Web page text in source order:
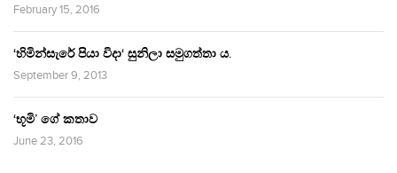
February 15, 2016
‘හිමින්සැරේ පියා විදා‘ සුනිලා සමුගත්තා ය.
September 9, 2013
‘භූමි’ ගේ කතාව
June 23, 2016